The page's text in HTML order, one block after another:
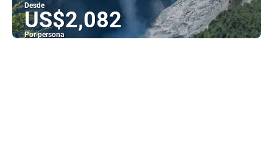
Desde
US$2,082
Por persona